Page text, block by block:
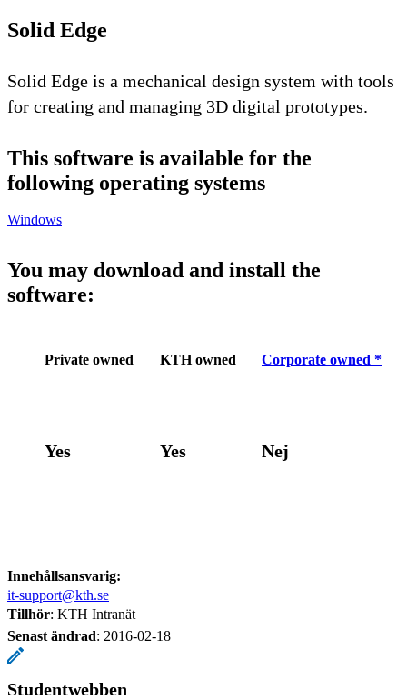
Solid Edge
Solid Edge is a mechanical design system with tools
for creating and managing 3D digital prototypes.
This software is available for the
following operating systems
Windows
You may download and install the
software:
Private owned KTH owned Corporate owned *
Yes Yes Nej
Innehållsansvarig:
it-support@kth.se
Tillhör: KTH Intranät
Senast ändrad: 2016-02-18
Studentwebben